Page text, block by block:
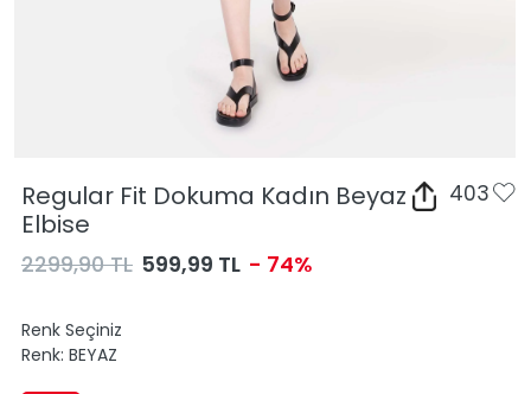
Regular Fit Dokuma Kadın Beyaz
Elbise
403
2299,90 TL 599,99 TL - 74%
Renk Seçiniz
Renk: BEYAZ